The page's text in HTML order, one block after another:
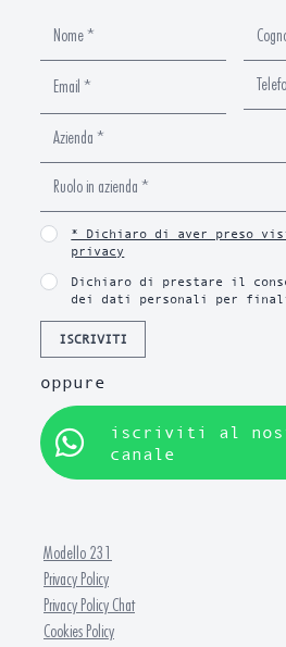
* Dichiaro di aver preso
privacy
Dichiaro di prestare il
dei dati personali per
ISCRIVITI
oppure
iscriviti al
canale
Modello 231
Privacy Policy
Privacy Policy Chat
Cookies Policy